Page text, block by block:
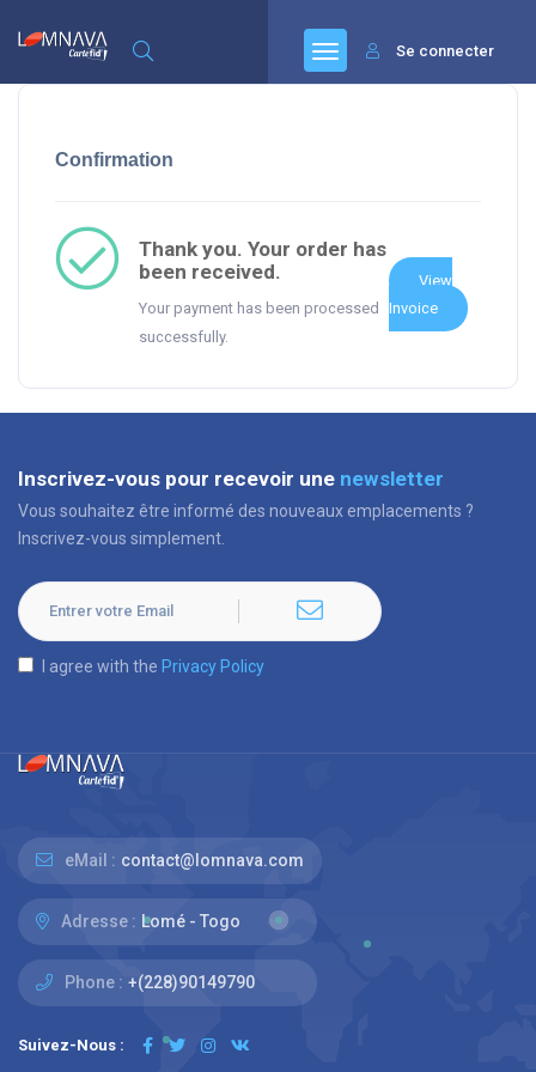
Se connecter
Confirmation
Thank you. Your order has
been received.
Your payment has been processed
successfully.
View
Invoice
Inscrivez-vous pour recevoir une newsletter
Vous souhaitez être informé des nouveaux emplacements ?
Inscrivez-vous simplement.
I agree with the Privacy Policy
eMail : contact@lomnava.com
Adresse : Lomé - Togo
Phone : +(228)90149790
Suivez-Nous :